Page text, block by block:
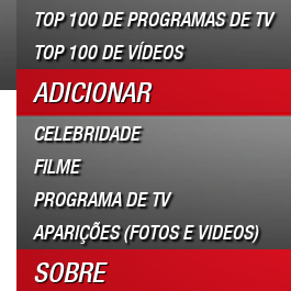
TOP 100 DE PROGRAMAS DE TV
TOP 100 DE VÍDEOS
ADICIONAR
CELEBRIDADE
FILME
PROGRAMA DE TV
APARIÇÕES (FOTOS E VIDEOS)
SOBRE